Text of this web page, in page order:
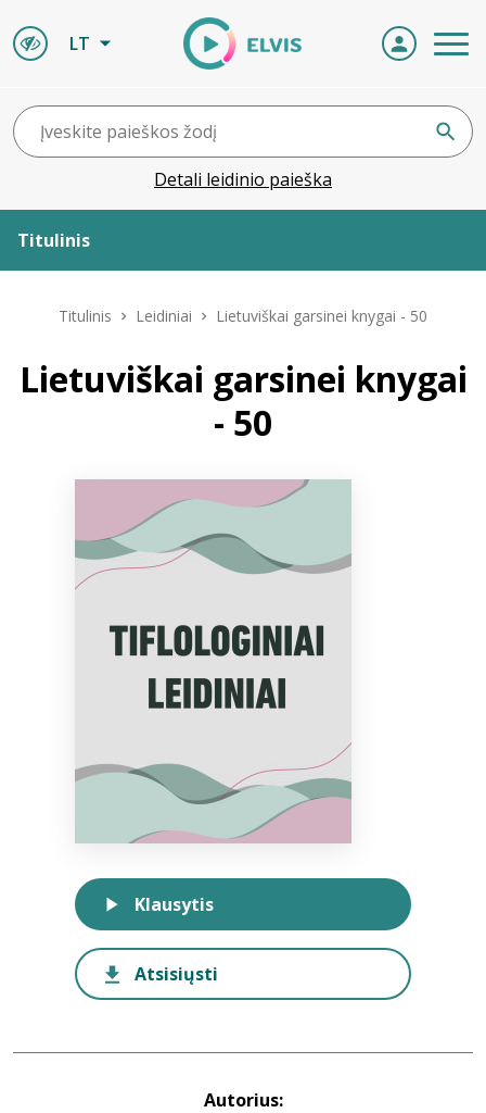
LT
Detali leidinio paieška
Titulinis
Leidiniai
Naujienos
Bibliotekoms
Titulinis Leidiniai Lietuviškai garsinei knygai - 50
Lietuviškai garsinei knygai
- 50
Autorius:
Klausytis
Atsisiųsti